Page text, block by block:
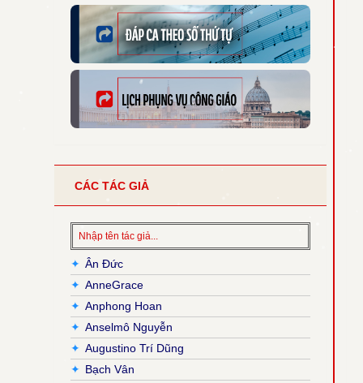
CÁC TÁC GIẢ
✦ Ân Đức
✦ AnneGrace
✦ Anphong Hoan
✦ Anselmô Nguyễn
✦ Augustino Trí Dũng
✦ Bạch Vân